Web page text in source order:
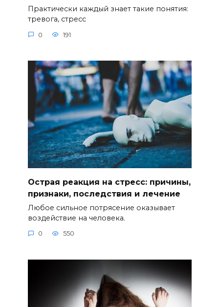
Практически каждый знает такие понятия:
тревога, стресс
0 191
Острая реакция на стресс: причины,
признаки, последствия и лечение
Любое сильное потрясение оказывает
воздействие на человека.
0 550